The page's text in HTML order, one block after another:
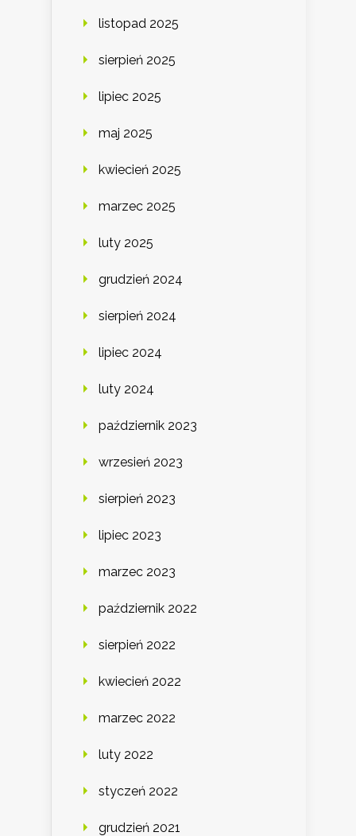
listopad 2025
sierpień 2025
lipiec 2025
maj 2025
kwiecień 2025
marzec 2025
luty 2025
grudzień 2024
sierpień 2024
lipiec 2024
luty 2024
październik 2023
wrzesień 2023
sierpień 2023
lipiec 2023
marzec 2023
październik 2022
sierpień 2022
kwiecień 2022
marzec 2022
luty 2022
styczeń 2022
grudzień 2021